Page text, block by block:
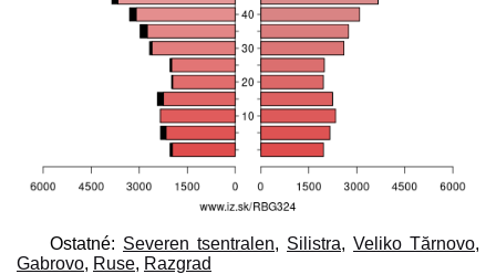
Ostatné: Severen tsentralen, Silistra, Veliko Tărnovo,
Gabrovo, Ruse, Razgrad